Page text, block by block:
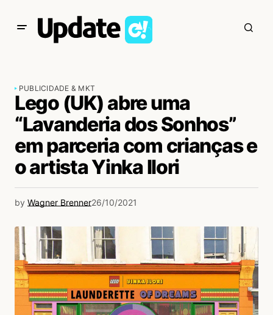
PUBLICIDADE & MKT
Lego (UK) abre uma
“Lavanderia dos Sonhos”
em parceria com crianças e
o artista Yinka Ilori
by Wagner Brenner26/10/2021